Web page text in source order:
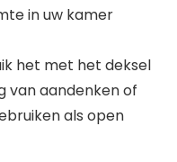
in uw kamer
het met het deksel
van aandenken of
als open